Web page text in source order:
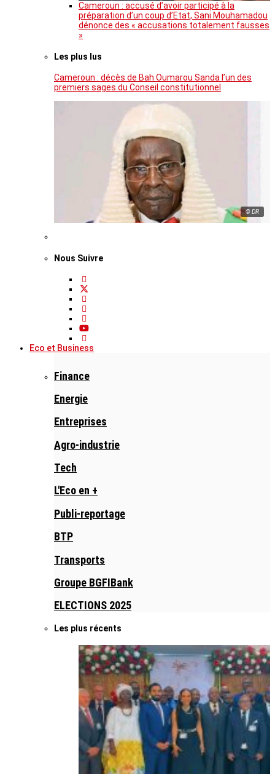
Cameroun : accusé d’avoir participé à la
préparation d’un coup d’Etat, Sani Mouhamadou
dénonce des « accusations totalement fausses
»
Les plus lus
Cameroun : décès de Bah Oumarou Sanda l’un des
premiers sages du Conseil constitutionnel
© DR
Nous Suivre
Eco et Business
Finance
Energie
Entreprises
Agro-industrie
Tech
L'Eco en +
Publi-reportage
BTP
Transports
Groupe BGFIBank
ELECTIONS 2025
Les plus récents